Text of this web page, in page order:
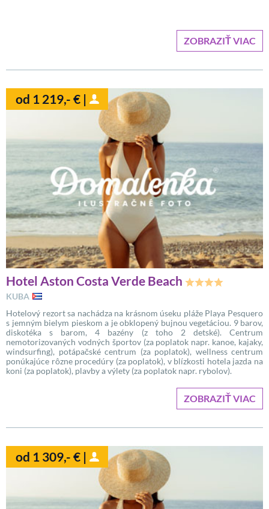
ZOBRAZIŤ VIAC
od 1 219,- € |
Hotel Aston Costa Verde Beach
KUBA
Hotelový rezort sa nachádza na krásnom úseku pláže Playa Pesquero
s jemným bielym pieskom a je obklopený bujnou vegetáciou. 9 barov,
diskotéka s barom, 4 bazény (z toho 2 detské). Centrum
nemotorizovaných vodných športov (za poplatok napr. kanoe, kajaky,
windsurfing), potápačské centrum (za poplatok), wellness centrum
ponúkajúce rôzne procedúry (za poplatok), v blízkosti hotela jazda na
koni (za poplatok), plavby a výlety (za poplatok napr. rybolov).
ZOBRAZIŤ VIAC
od 1 309,- € |